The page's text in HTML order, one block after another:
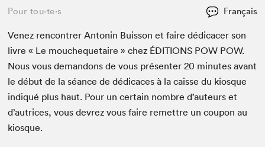
Pour tou⋅te⋅s Français
Venez ren­con­tr­er Antonin Buis­son et faire dédi­cac­er son
livre « Le mouche­que­taire » chez ÉDI­TIONS POW POW.
Nous vous deman­dons de vous présen­ter20 min­utes avant
le début de la séance de dédi­caces à la caisse du kiosque
indiqué plus haut. Pour un cer­tain nom­bre d’auteurs et
d’autrices, vous devrez vous faire remet­tre un coupon au
kiosque.